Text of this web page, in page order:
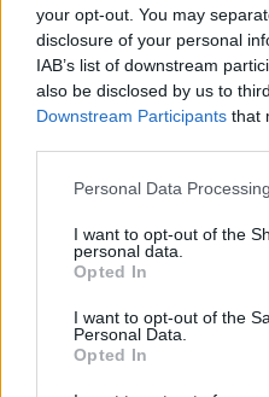
your opt-out. You may
disclosure of your personal
IAB’s list of downstream
also be disclosed by us to
Downstream Participants that
Please note that this website/
not limited to your visit or
grant or deny consent to
use your data for below
consent section.
Personal Data
I want to opt-out of the
personal data.
Opted In
I want to opt-out of the
Personal Data.
Opted In
Πυρόπληκτοι: Τι
«κίτρινα» και
αποζημιώσεις
Ποια είναι η
οδικά έργα και τα
χρονοδιαγράμματα
MUST READ
Ευρωπαϊκού